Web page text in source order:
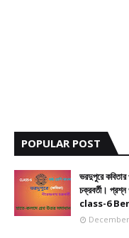
POPULAR POST
ভরদুপুরে
চক্রবর্তী।
class-6